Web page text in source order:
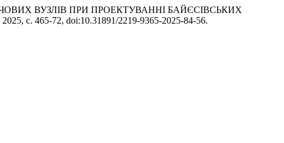
ВУЗЛІВ ПРИ ПРОЕКТУВАННІ БАЙЄСІВСЬКИХ
с. 465-72, doi:10.31891/2219-9365-2025-84-56.